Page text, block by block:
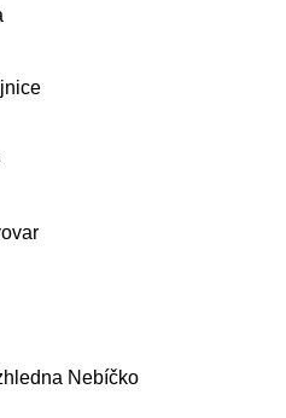
Nebíčko